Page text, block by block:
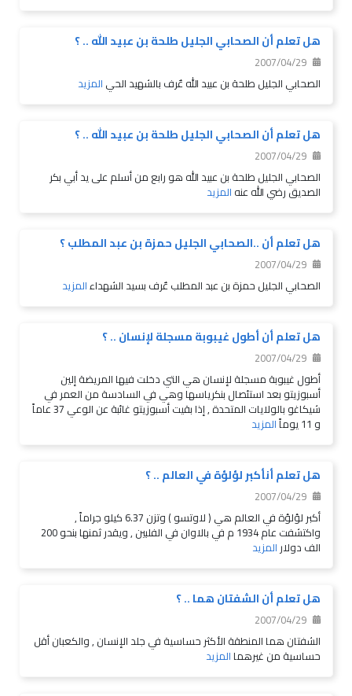
هل تعلم أن الصحابي الجليل طلحة بن عبيد الله .. ؟
2007/04/29
الصحابي الجليل طلحة بن عبيد الله عٌرف بالشهيد الحي المزيد
هل تعلم أن الصحابي الجليل طلحة بن عبيد الله .. ؟
2007/04/29
الصحابي الجليل طلحة بن عبيد الله هو رابع من أسلم على يد أبي بكر
الصديق رضي الله عنه المزيد
هل تعلم أن ..الصحابي الجليل حمزة بن عبد المطلب ؟
2007/04/29
الصحابي الجليل حمزة بن عبد المطلب عٌرف بسيد الشهداءالمزيد
هل تعلم أن أطول غيبوبة مسجلة لإنسان .. ؟
2007/04/29
أطول غيبوبة مسجلة لإنسان هي التي دخلت فيها المريضة إلين
أسبوزيتو بعد استئصال بنكرياسها وهي في السادسة من العمر في
شيكاغو بالولايات المتحدة , إذا بقيت أسبوزيتو غائبة عن الوعي 37 عاماً
و 11 يوماً المزيد
هل تعلم أنأكبر لؤلؤة في العالم .. ؟
2007/04/29
أكبر لؤلؤة في العالم هي ( لاوتسو ) وتزن 6.37 كيلو جراماً ,
واكتشفت عام 1934 م في بالاوان في الفلبين , ويقدر ثمنها بنحو 200
الف دولار المزيد
هل تعلم أن الشفتان هما .. ؟
2007/04/29
الشفتان هما المنطقة الأكثر حساسية في جلد الإنسان , والكعبان أقل
حساسية من غيرهما المزيد